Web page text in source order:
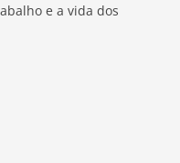
e a vida dos